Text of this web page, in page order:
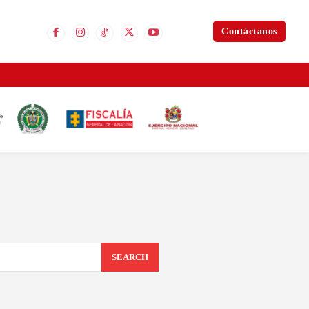
Contáctanos
SEARCH